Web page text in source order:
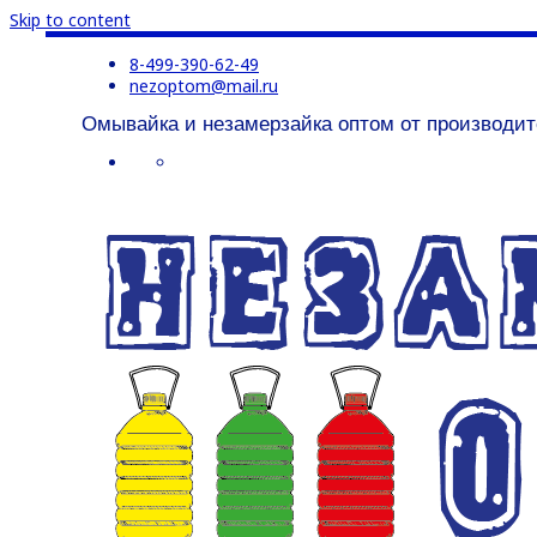
Skip to content
8-499-390-62-49
nezoptom@mail.ru
Омывайка и незамерзайка оптом от